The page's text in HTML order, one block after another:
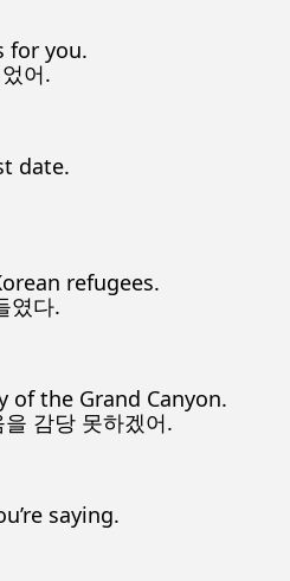
for you.
어.
date.
refugees.
였다.
of the Grand Canyon.
감당 못하겠어.
saying.